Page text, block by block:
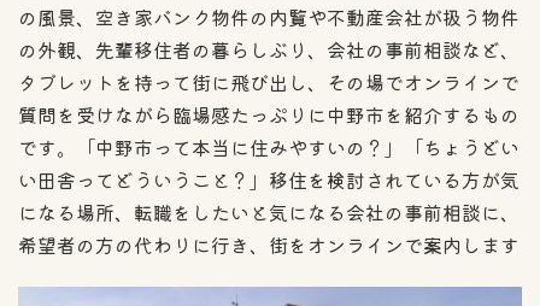
の風景、空き家バンク物件の内覧や不動産会社が扱う物件
の外観、先輩移住者の暮らしぶり、会社の事前相談など、
タブレットを持って街に飛び出し、その場でオンラインで
質問を受けながら臨場感たっぷりに中野市を紹介するもの
です。「中野市って本当に住みやすいの？」「ちょうどい
い田舎ってどういうこと？」移住を検討されている方が気
になる場所、転職をしたいと気になる会社の事前相談に、
希望者の方の代わりに行き、街をオンラインで案内します